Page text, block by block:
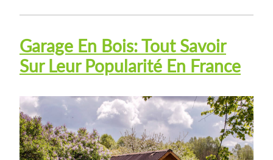
Garage En Bois: Tout Savoir
Sur Leur Popularité En France